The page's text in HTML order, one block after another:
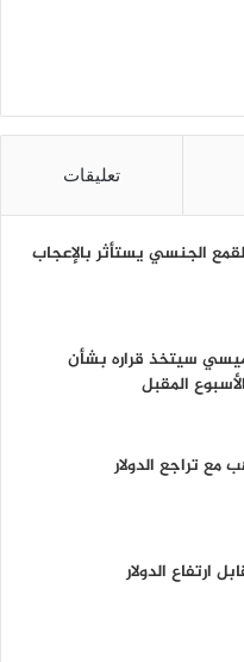
تعليقات
الجنسي يستأثر بالإعجاب
سيتخذ قراره بشأن
المقبل
مع تراجع الدولار
ارتفاع الدولار